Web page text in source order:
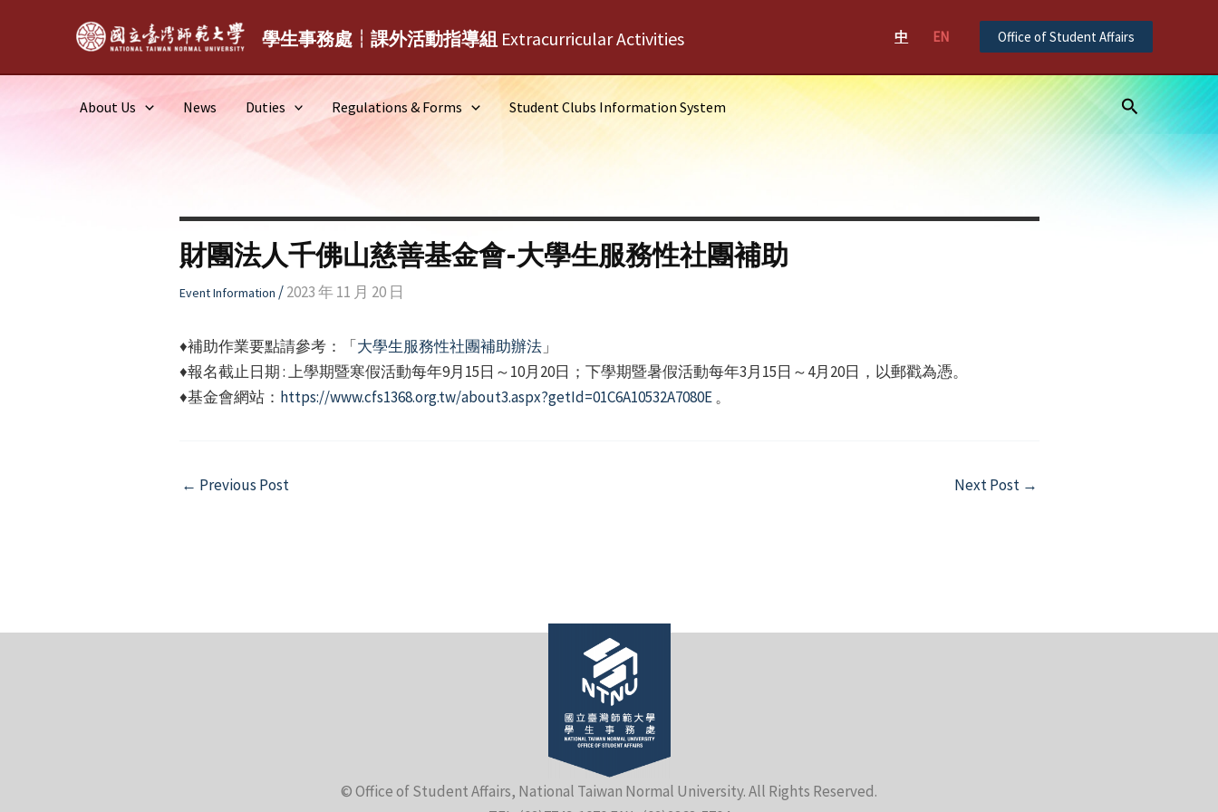
學生事務處┆課外活動指導組 Extracurricular Activities 中 EN Office of Student Affairs
About Us News Duties Regulations & Forms Student Clubs Information System Search
財團法人千佛山慈善基金會-大學生服務性社團補助
Event Information /2023 年 11 月 20 日
♦補助作業要點請參考：「大學生服務性社團補助辦法」
♦報名截止日期 : 上學期暨寒假活動每年9月15日～10月20日；下學期暨暑假活動每年3月15日～4月20日，以郵戳為憑。
♦基金會網站： https://www.cfs1368.org.tw/about3.aspx?getId=01C6A10532A7080E。
Post
← Previous Post Next Post →
© Office of Student Affairs, National Taiwan Normal University. All Rights Reserved.